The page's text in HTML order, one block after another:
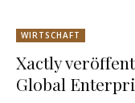
WIRTSCHAFT
Xactly
Global